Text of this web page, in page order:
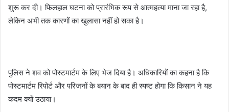
शुरू कर दी। फिलहाल घटना को प्रारंभिक रूप से आत्महत्या माना जा रहा है,
लेकिन अभी तक कारणों का खुलासा नहीं हो सका है।
पुलिस ने शव को पोस्टमार्टम के लिए भेज दिया है। अधिकारियों का कहना है कि
पोस्टमार्टम रिपोर्ट और परिजनों के बयान के बाद ही स्पष्ट होगा कि किसान ने यह
कदम क्यों उठाया।